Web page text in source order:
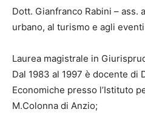
Dott. Gianfranco Rabini – ass.
urbano, al turismo e agli eventi
Laurea magistrale in
Dal 1983 al 1997 è docente di
Economiche presso l’Istituto
M.Colonna di Anzio;